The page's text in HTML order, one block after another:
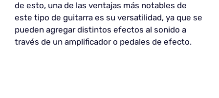
de esto, una de las ventajas más notables de
este tipo de guitarra es su versatilidad, ya que se
pueden agregar distintos efectos al sonido a
través de un amplificador o pedales de efecto.